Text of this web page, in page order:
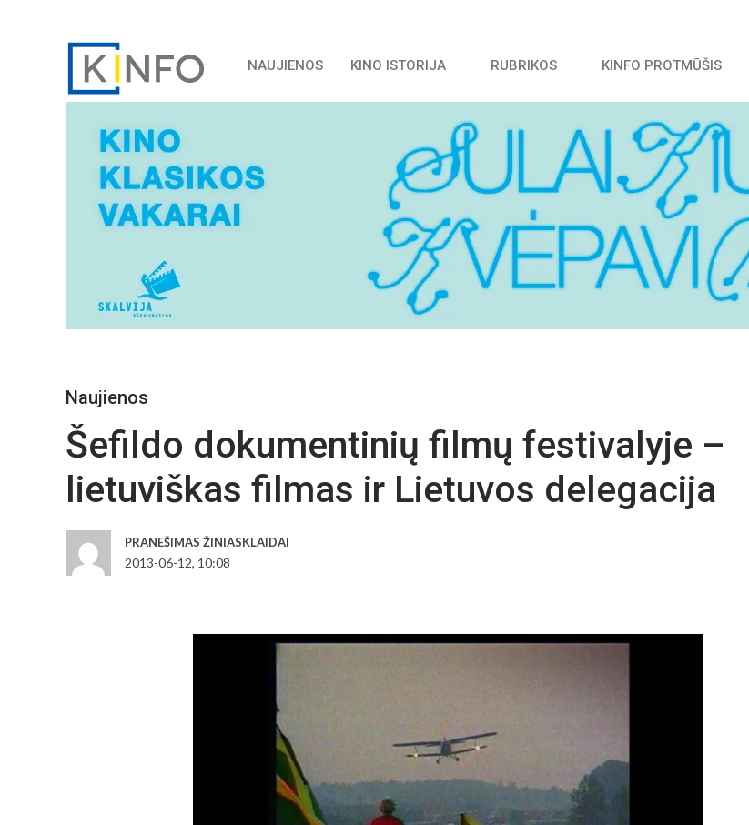
NAUJIENOS KINO ISTORIJA RUBRIKOS KINFO PROTMŪŠIS
Naujienos
Šefildo dokumentinių filmų festivalyje –
lietuviškas filmas ir Lietuvos delegacija
PRANEŠIMAS ŽINIASKLAIDAI
2013-06-12, 10:08